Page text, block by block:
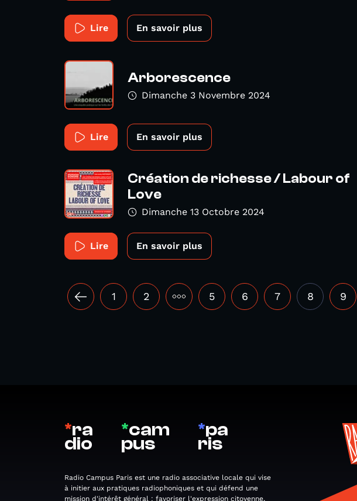
Lire En savoir plus
Arborescence
Dimanche 3 Novembre 2024
Lire En savoir plus
Création de richesse / Labour of
Love
Dimanche 13 Octobre 2024
Lire En savoir plus
1 2 ••• 5 6 7 8 9
*ra
dio
*cam
pus
*pa
ris
Radio Campus Paris est une radio associative locale qui vise
à initier aux pratiques radiophoniques et qui défend une
mission d'intérêt général : favoriser l'expression citoyenne,